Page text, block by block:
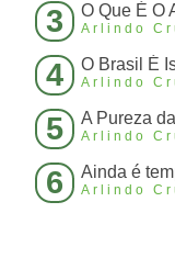
3 O Que É O
Arlindo
4 O Brasil É
Arlindo
5 A Pureza
Arlindo
6 Ainda é
Arlindo